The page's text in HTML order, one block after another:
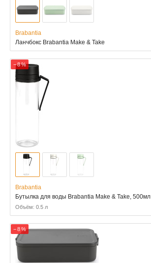
Brabantia
Ланчбокс Brabantia Make & Take
− 8 %
Brabantia
Бутылка для воды Brabantia Make & Take, 500мл
Объём: 0.5 л
− 8 %